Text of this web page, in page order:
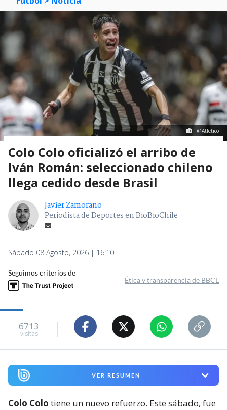
@Atletico
Colo Colo oficializó el arribo de
Iván Román: seleccionado chileno
llega cedido desde Brasil
Javier Zamorano
Periodista de Deportes en BioBioChile
Sábado 08 Agosto, 2026 | 16:10
Seguimos criterios de
Ética y transparencia de BBCL
6713
visitas
VER RESUMEN
Colo Colo tiene un nuevo refuerzo. Este sábado, fue